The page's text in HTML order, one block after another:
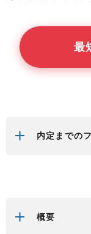
最
内定までの
概要